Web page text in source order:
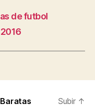
de futbol
Subir ↑